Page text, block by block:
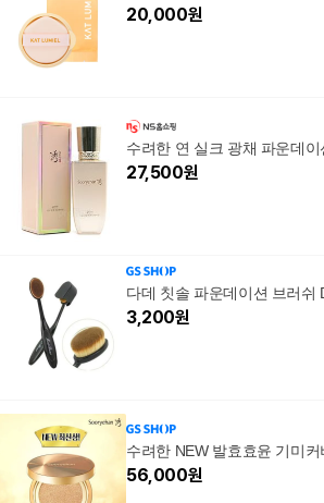
20,000원
수려한 연 실크 광채 파운데이
27,500원
다데 칫솔 파운데이션 브러쉬
3,200원
수려한 NEW 발효효윤 기미
56,000원